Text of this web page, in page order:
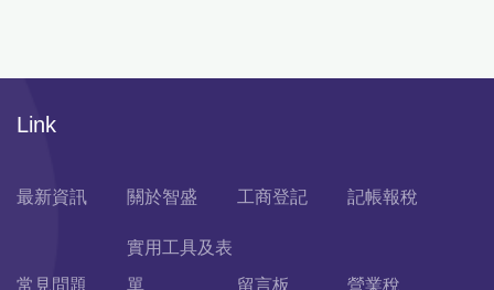
Link
最新資訊 關於智盛 工商登記 記帳報稅
常見問題
實用工具及表
單
留言板 營業稅